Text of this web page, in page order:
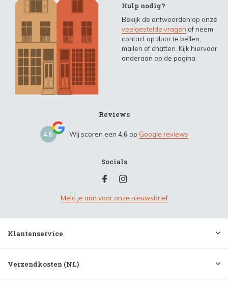
Hulp nodig?
Bekijk de antwoorden op onze
veelgestelde vragen of neem
contact op door te bellen,
mailen of chatten. Kijk hiervoor
onderaan op de pagina.
Reviews
4,6 Wij scoren een 4,6 op Google reviews
Socials
Meld je aan voor onze nieuwsbrief
Klantenservice
Verzendkosten (NL)